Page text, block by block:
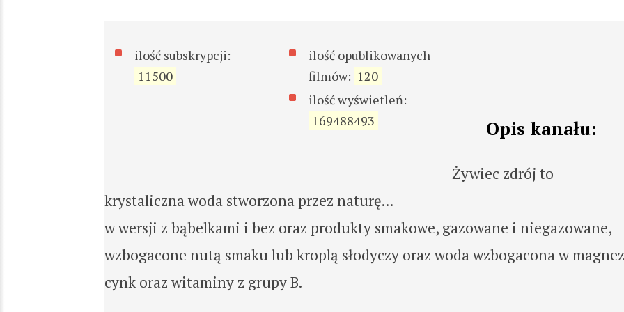
ilość subskrypcji:
11500
ilość opublikowanych
filmów: 120
ilość wyświetleń:
169488493
Opis kanału:
Żywiec zdrój to
krystaliczna woda stworzona przez naturę...
w wersji z bąbelkami i bez oraz produkty smakowe, gazowane i niegazowane,
wzbogacone nutą smaku lub kroplą słodyczy oraz woda wzbogacona w
cynk oraz witaminy z grupy B.